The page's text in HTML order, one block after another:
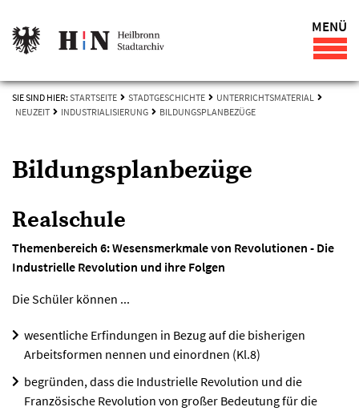
MENÜ
SIE SIND HIER: STARTSEITE STADTGESCHICHTE
UNTERRICHTSMATERIAL
NEUZEIT
INDUSTRIALISIERUNG BILDUNGSPLANBEZÜGE
Bildungsplanbezüge
Realschule
Themenbereich 6: Wesensmerkmale von Revolutionen - Die
Industrielle Revolution und ihre Folgen
Die Schüler können ...
wesentliche Erfindungen in Bezug auf die bisherigen
Arbeitsformen nennen und einordnen (Kl.8)
begründen, dass die Industrielle Revolution und die
Französische Revolution von großer Bedeutung für die